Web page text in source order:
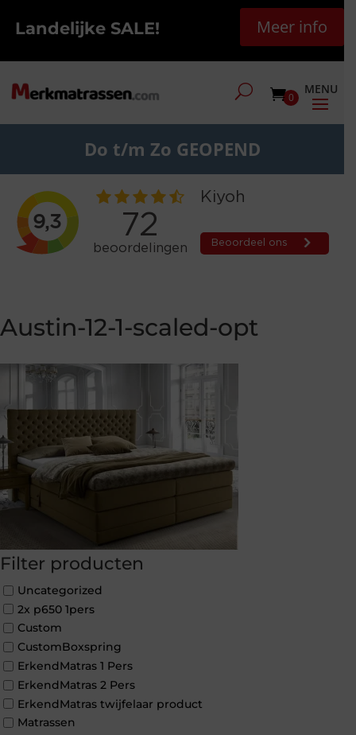
Landelijke SALE! Meer info
0
Do t/m Zo GEOPEND
Austin-12-1-scaled-opt
Filter producten
Uncategorized
2x p650 1pers
Custom
CustomBoxspring
ErkendMatras 1 Pers
ErkendMatras 2 Pers
ErkendMatras twijfelaar product
Matrassen